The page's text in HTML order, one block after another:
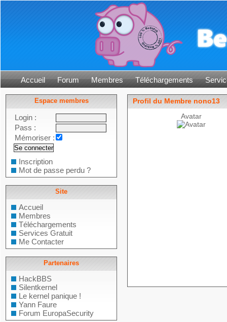
Accueil Forum Membres Téléchargements
Espace membres
Login :
Pass :
Mémoriser :
Inscription
Mot de passe perdu ?
Site
Accueil
Membres
Téléchargements
Services Gratuit
Me Contacter
Partenaires
HackBBS
Silentkernel
Le kernel panique !
Yann Faure
Forum EuropaSecurity
Profil du Membre nono13
Avatar